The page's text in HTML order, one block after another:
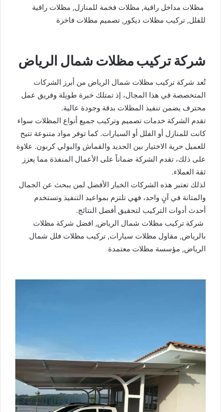
مظلات مداخل راقية, مظلات فخمة للمنازل, مظلات راقية
للفلل, تركيب مظلات ديكور, تصميم مظلات فاخرة
شركة تركيب مظلات شمال الرياض
تُعد شركة تركيب مظلات شمال الرياض من أبرز الشركات
المتخصصة في هذا المجال، إذ تمتلك خبرة طويلة وفريق عمل
محترف يضمن تنفيذ المظلات بدقة وجودة عالية.
تقدم الشركة خدمات تصميم وتركيب جميع أنواع المظلات سواء
كانت للمنازل أو الفلل أو السيارات. كما توفر مواد متنوعة تتيح
للعميل حرية الاختيار بين الحديد والقماش والبولي كربون. علاوة
على ذلك، تقدم الشركة ضماناً على الأعمال المنفذة مما يعزز
ثقة العملاء.
لذلك تعتبر هذه الشركات الخيار الأفضل لمن يبحث عن الجمال
والمتانة في آنٍ واحد، فهي تلتزم بمواعيد التنفيذ وتستخدم
أحدث أدوات التركيب لتحقيق أفضل النتائج.
شركة تركيب مظلات شمال الرياض, افضل شركة مظلات
بالرياض, مقاول مظلات سيارات, تركيب مظلات فلل شمال
الرياض, مؤسسة مظلات معتمدة